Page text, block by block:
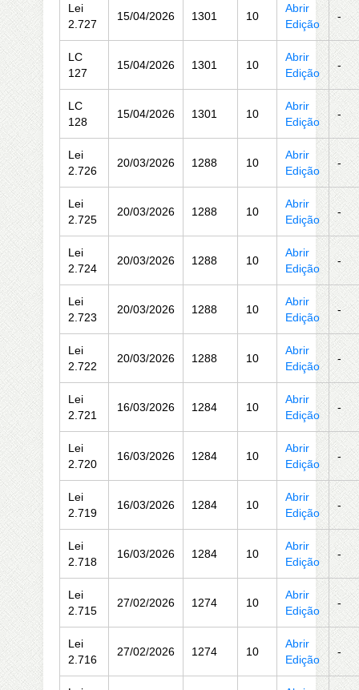
Lei
2.727
15/04/2026 1301 10
Abrir
Edição
-
LC
127
15/04/2026 1301 10
Abrir
Edição
-
LC
128
15/04/2026 1301 10
Abrir
Edição
-
Lei
2.726
20/03/2026 1288 10
Abrir
Edição
-
Lei
2.725
20/03/2026 1288 10
Abrir
Edição
-
Lei
2.724
20/03/2026 1288 10
Abrir
Edição
-
Lei
2.723
20/03/2026 1288 10
Abrir
Edição
-
Lei
2.722
20/03/2026 1288 10
Abrir
Edição
-
Lei
2.721
16/03/2026 1284 10
Abrir
Edição
-
Lei
2.720
16/03/2026 1284 10
Abrir
Edição
-
Lei
2.719
16/03/2026 1284 10
Abrir
Edição
-
Lei
2.718
16/03/2026 1284 10
Abrir
Edição
-
Lei
2.715
27/02/2026 1274 10
Abrir
Edição
-
Lei
2.716
27/02/2026 1274 10
Abrir
Edição
-